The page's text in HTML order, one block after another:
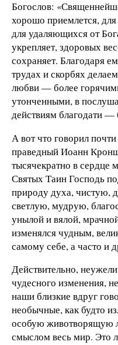
Богослов:
хорошо приемлется,
для удаляющихся от
укрепляет, здоровых
сохраняет. Благодаря
трудах и скорбях
любви — более
утонченными, в
действиям благодати
А вот что говорил
праведный Иоанн
тысячекратно в сердце
Святых Таин Господь
природу духа, чистую,
светлую, мудрую,
унылой и вялой,
изменялся чудным,
самому себе, а часто и
Действительно,
чудесного изменения,
наши близкие вдруг
необычные, как будто
особую животворящую
смыслом весь мир. Это